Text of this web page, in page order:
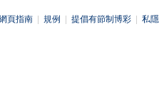
頁指南 規例 提倡有節制博彩 私